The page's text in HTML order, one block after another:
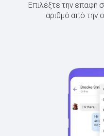
Επιλέξτε την επαφή
αριθμό από την